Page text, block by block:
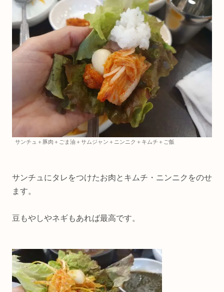
サンチュ＋豚肉＋ごま油＋サムジャン＋ニンニク＋キムチ＋ご飯
サンチュにタレをつけたお肉とキムチ・ニンニクをのせ
ます。
豆もやしやネギもあれば最高です。